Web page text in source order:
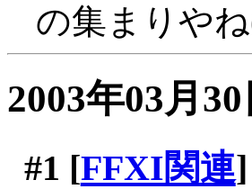
の集まりや
2003年03月
#1 [FFXI関連